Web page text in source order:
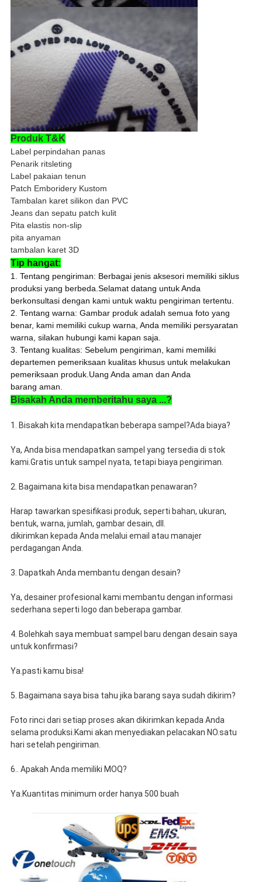
Produk T&K
Label perpindahan panas
Penarik ritsleting
Label pakaian tenun
Patch Emboridery Kustom
Tambalan karet silikon dan PVC
Jeans dan sepatu patch kulit
Pita elastis non-slip
pita anyaman
tambalan karet 3D
Tip hangat:
1. Tentang pengiriman: Berbagai jenis aksesori memiliki siklus
produksi yang berbeda.Selamat datang untuk Anda
berkonsultasi dengan kami untuk waktu pengiriman tertentu.
2. Tentang warna: Gambar produk adalah semua foto yang
benar, kami memiliki cukup warna, Anda memiliki persyaratan
warna, silakan hubungi kami kapan saja.
3. Tentang kualitas: Sebelum pengiriman, kami memiliki
departemen pemeriksaan kualitas khusus untuk melakukan
pemeriksaan produk.Uang Anda aman dan Anda
barang aman.
Bisakah Anda memberitahu saya ...?
1. Bisakah kita mendapatkan beberapa sampel?Ada biaya?
Ya, Anda bisa mendapatkan sampel yang tersedia di stok
kami.Gratis untuk sampel nyata, tetapi biaya pengiriman.
2. Bagaimana kita bisa mendapatkan penawaran?
Harap tawarkan spesifikasi produk, seperti bahan, ukuran,
bentuk, warna, jumlah, gambar desain, dll.
dikirimkan kepada Anda melalui email atau manajer
perdagangan Anda.
3. Dapatkah Anda membantu dengan desain?
Ya, desainer profesional kami membantu dengan informasi
sederhana seperti logo dan beberapa gambar.
4. Bolehkah saya membuat sampel baru dengan desain saya
untuk konfirmasi?
Ya.pasti kamu bisa!
5. Bagaimana saya bisa tahu jika barang saya sudah dikirim?
Foto rinci dari setiap proses akan dikirimkan kepada Anda
selama produksi.Kami akan menyediakan pelacakan NO.satu
hari setelah pengiriman.
6.. Apakah Anda memiliki MOQ?
Ya.Kuantitas minimum order hanya 500 buah